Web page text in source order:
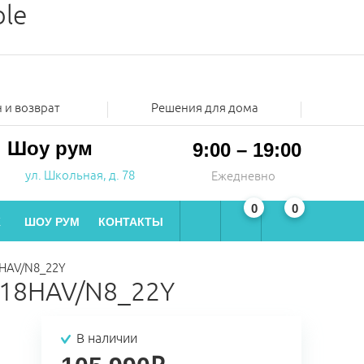
возврат Решения для дома
Шоу рум
ул. Школьная, д. 78
9:00 – 19:00
Ежедневно
ШОУ РУМ КОНТАКТЫ
0 0
N8_22Y
N8_22Y
В наличии